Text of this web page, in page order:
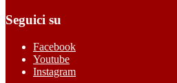
Seguici su
Facebook
Youtube
Instagram